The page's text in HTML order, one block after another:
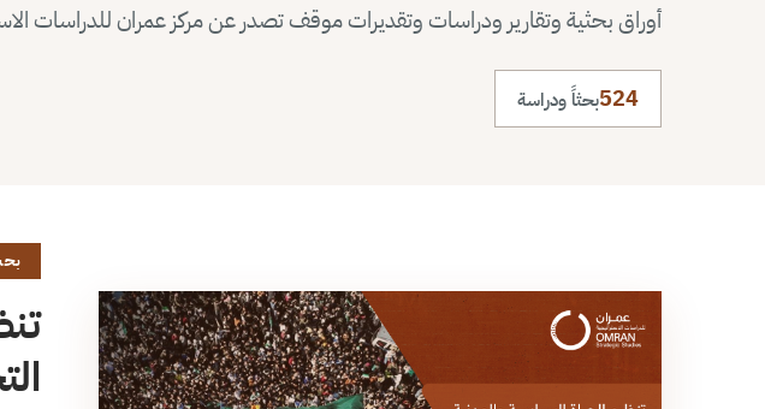
أوراق بحثية وتقارير ودراسات وتقديرات موقف تصدر عن مركز عمران للدراسات
524بحثاً ودراسة